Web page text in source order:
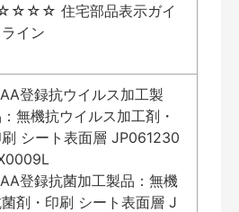
住宅部品表示ガイ
ライン
登録抗ウイルス加工製
無機抗ウイルス加工剤・
シート表面層 JP061230
登録抗菌加工製品：無機
剤・印刷 シート表面層 J